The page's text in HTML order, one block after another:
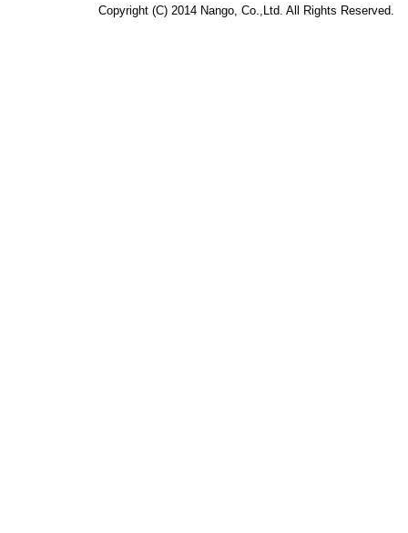
Copyright (C) 2014 Nango, Co.,Ltd. All Rights Reserved.